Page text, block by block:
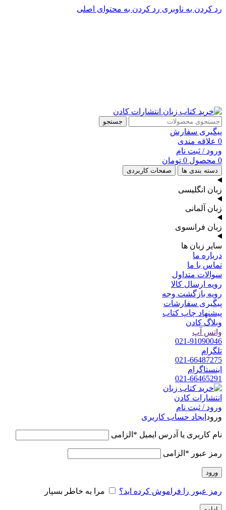
رد کردن به ناوبری رد کردن به محتوای اصلی
جستجو
پیگیری سفارش
0 علاقه مندی
ورود / ثبت نام
0 محصول 0 تومان
دسته بندی ها صفحات کاربردی
زبان انگلیسی
زبان آلمانی
زبان فرانسوی
سایر زبان ها
درباره ما
تماس با ما
سوالات متداول
رویه ارسال کالا
رویه بازگشت وجه
پیگیری سفارشات
پیشنهاد چاپ کتاب
وبلاگ کادن
واتس آپ
021-91090046
تلگرام
021-66487275
اینستاگرام
021-66465291
ورود / ثبت نام
ورود ایجاد حساب کاربری
نام کاربری یا آدرس ایمیل * الزامی
رمز عبور * الزامی
ورود
رمز عبور را فراموش کرده اید؟ مرا به خاطر بسپار